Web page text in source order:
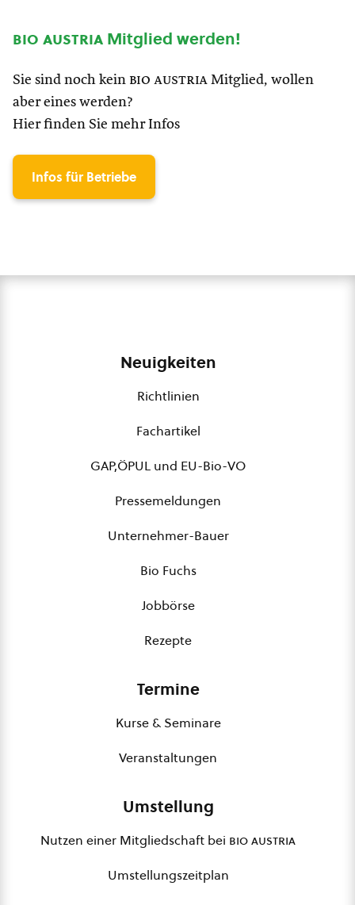
bio austria Mitglied werden!
Sie sind noch kein bio austria Mitglied, wollen
aber eines werden?
Hier finden Sie mehr Infos
Infos für Betriebe
Neuigkeiten
Richtlinien
Fachartikel
GAP,ÖPUL und EU-Bio-VO
Pressemeldungen
Unternehmer-Bauer
Bio Fuchs
Jobbörse
Rezepte
Termine
Kurse & Seminare
Veranstaltungen
Umstellung
Nutzen einer Mitgliedschaft bei bio austria
Umstellungszeitplan